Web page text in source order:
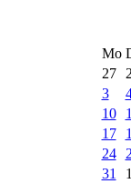
Mo
27
3
10
17
24
31